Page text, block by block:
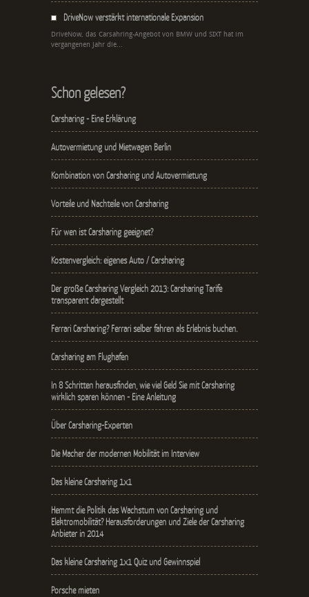
DriveNow verstärkt internationale Expansion
DriveNow, das Carsahring-Angebot von BMW und SIXT hat im
vergangenen Jahr die...
Schon gelesen?
Carsharing - Eine Erklärung
Autovermietung und Mietwagen Berlin
Kombination von Carsharing und Autovermietung
Vorteile und Nachteile von Carsharing
Für wen ist Carsharing geeignet?
Kostenvergleich: eigenes Auto / Carsharing
Der große Carsharing Vergleich 2013: Carsharing Tarife
transparent dargestellt
Ferrari Carsharing? Ferrari selber fahren als Erlebnis buchen.
Carsharing am Flughafen
In 8 Schritten herausfinden, wie viel Geld Sie mit Carsharing
wirklich sparen können - Eine Anleitung
Über Carsharing-Experten
Die Macher der modernen Mobilität im Interview
Das kleine Carsharing 1x1
Hemmt die Politik das Wachstum von Carsharing und
Elektromobilität? Herausforderungen und Ziele der Carsharing
Anbieter in 2014
Das kleine Carsharing 1x1 Quiz und Gewinnspiel
Porsche mieten